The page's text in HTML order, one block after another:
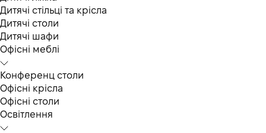
Дитячі стільці та крісла
Дитячі столи
Дитячі шафи
Офісні меблі
Конференц столи
Офісні крісла
Офісні столи
Освітлення